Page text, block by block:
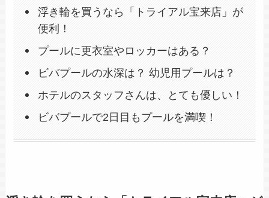
浮き輪を買うなら「トライアル宝来店」が
便利！
プールに更衣室やロッカーはある？
ビバプールの水深は？ 幼児用プールは？
ホテルのスタッフさんは、とても優しい！
ビバプールで2日目もプールを満喫！